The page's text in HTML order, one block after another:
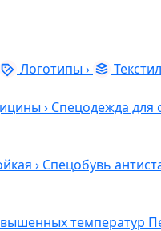
Логотипы ›
› Спецодежда для
› Спецобувь
температур